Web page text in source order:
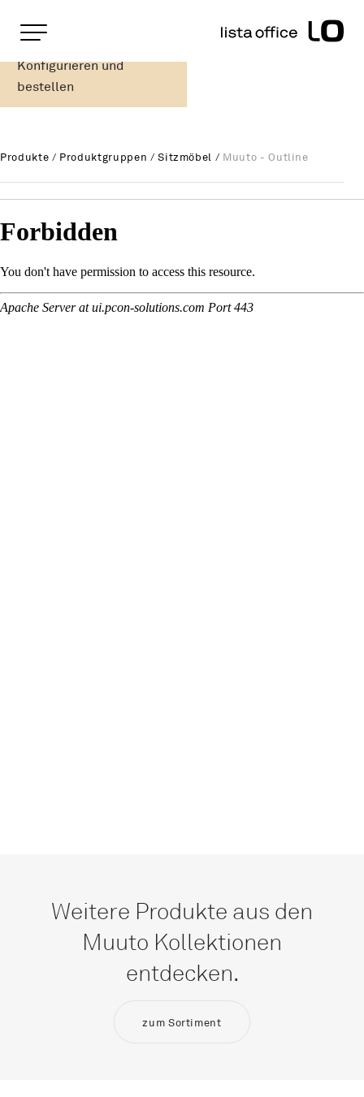
Muuto - Outline
Home
Main Navigation
Inhalt
Metanavigation
Rootline Navigation
Konfigurieren und
bestellen
Produkte / Produktgruppen /Sitzmöbel / Muuto - Outline
Weitere Produkte aus den
Muuto Kollektionen
entdecken.
zum Sortiment